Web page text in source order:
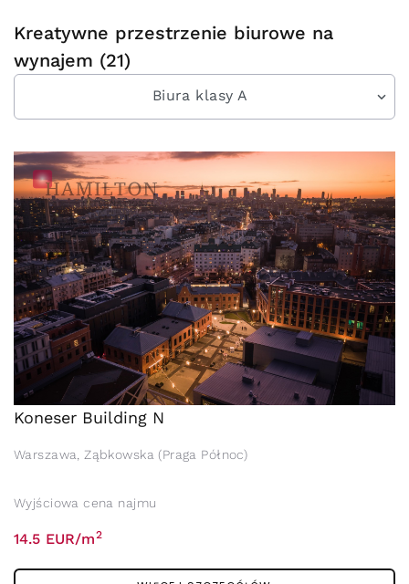
Kreatywne przestrzenie biurowe na
wynajem (21)
Biura klasy A
Koneser Building N
Warszawa, Ząbkowska (Praga Północ)
Wyjściowa cena najmu
14.5 EUR/m2